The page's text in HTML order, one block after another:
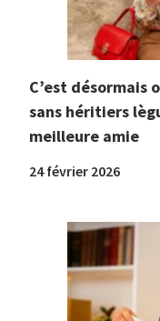
C’est
sans héritiers
meilleure amie
24 février 2026